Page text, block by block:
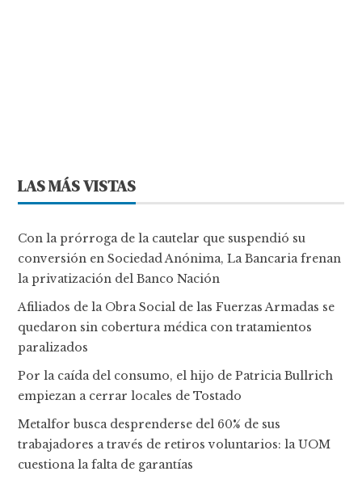
LAS MÁS VISTAS
Con la prórroga de la cautelar que suspendió su
conversión en Sociedad Anónima, La Bancaria frenan
la privatización del Banco Nación
Afiliados de la Obra Social de las Fuerzas Armadas se
quedaron sin cobertura médica con tratamientos
paralizados
Por la caída del consumo, el hijo de Patricia Bullrich
empiezan a cerrar locales de Tostado
Metalfor busca desprenderse del 60% de sus
trabajadores a través de retiros voluntarios: la UOM
cuestiona la falta de garantías